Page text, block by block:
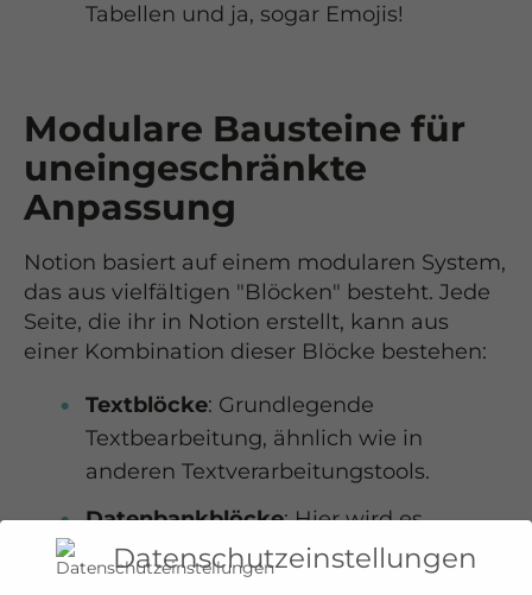
Tabellen und ja, sogar Emojis!
Modulare Bausteine für
uneingeschränkte
Anpassung
Notion basiert auf einem modularen System,
das aus vielfältigen "Blöcken" besteht. Jede
Seite, die ihr in Notion erstellt, kann aus
einer Kombination dieser Blöcke bestehen:
Textblöcke: Grundlegende
Textbearbeitung, ähnlich wie in
anderen Textverarbeitungstools.
Datenbankblöcke: Hier wird es
interessant. Ihr könnt Tabellen, Boards,
Listen oder Galerien erstellen und
Datenschutzeinstellungen